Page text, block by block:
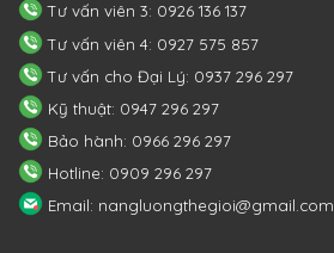
Tư vấn viên 3: 0926 136 137
Tư vấn viên 4: 0927 575 857
Tư vấn cho Đại Lý: 0937 296 297
Kỹ thuật: 0947 296 297
Bảo hành: 0966 296 297
Hotline: 0909 296 297
Email: nangluongthegioi@gmail.com